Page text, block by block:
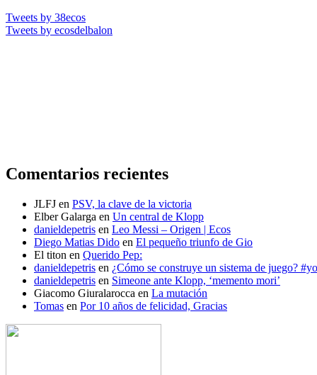
Tweets by 38ecos
Tweets by ecosdelbalon
Comentarios recientes
JLFJ en PSV, la clave de la victoria
Elber Galarga en Un central de Klopp
danieldepetris en Leo Messi – Origen | Ecos
Diego Matias Dido en El pequeño triunfo de Gio
El titon en Querido Pep:
danieldepetris en ¿Cómo se construye un sistema de juego?
danieldepetris en Simeone ante Klopp, ‘memento mori’
Giacomo Giuralarocca en La mutación
Tomas en Por 10 años de felicidad, Gracias